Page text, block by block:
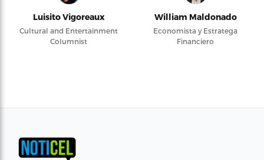
Luisito Vigoreaux
Cultural and Entertainment
Columnist
William Maldonado
Economista y Estratega
Financiero